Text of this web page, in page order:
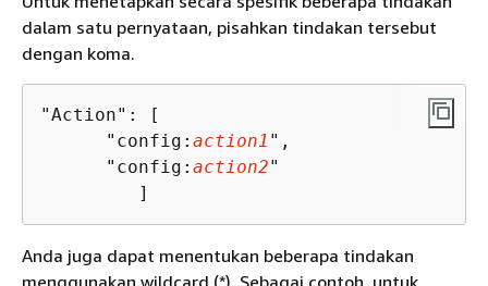
dalam satu pernyataan, pisahkan tindakan tersebut
dengan koma.
"Action": [
      "config:
action1 ",
      "config:
action2"
         ]
Anda juga dapat menentukan beberapa tindakan
menggunakan wildcard (*). Sebagai contoh, untuk